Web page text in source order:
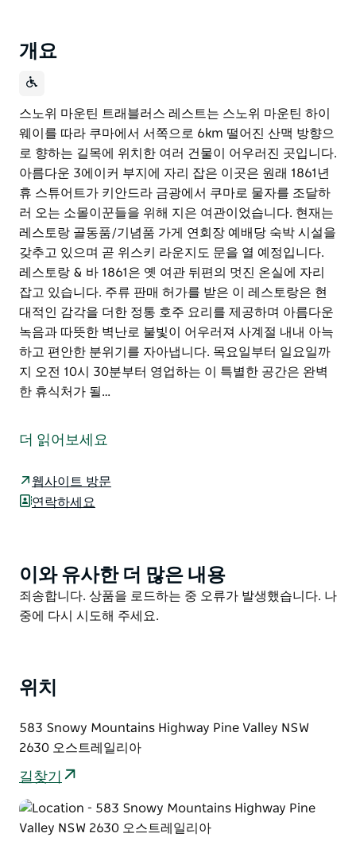
개요
스노위 마운틴 트래블러스 레스트는 스노위 마운틴 하이
웨이를 따라 쿠마에서 서쪽으로 6km 떨어진 산맥 방향으
로 향하는 길목에 위치한 여러 건물이 어우러진 곳입니다.
아름다운 3에이커 부지에 자리 잡은 이곳은 원래 1861년
휴 스튜어트가 키안드라 금광에서 쿠마로 물자를 조달하
러 오는 소몰이꾼들을 위해 지은 여관이었습니다. 현재는
레스토랑 골동품/기념품 가게 연회장 예배당 숙박 시설을
갖추고 있으며 곧 위스키 라운지도 문을 열 예정입니다.
레스토랑 & 바 1861은 옛 여관 뒤편의 멋진 온실에 자리
잡고 있습니다. 주류 판매 허가를 받은 이 레스토랑은 현
대적인 감각을 더한 정통 호주 요리를 제공하며 아름다운
녹음과 따뜻한 벽난로 불빛이 어우러져 사계절 내내 아늑
하고 편안한 분위기를 자아냅니다. 목요일부터 일요일까
지 오전 10시 30분부터 영업하는 이 특별한 공간은 완벽
한 휴식처가 될…
웨이를 따라 쿠마에서 서쪽으로 6km 떨어진 산맥 방향으
아름다운 3에이커 부지에 자리 잡은 이곳은 원래 1861년
휴 스튜어트가 키안드라 금광에서 쿠마로 물자를 조달하
시설을 갖추고 있으며 곧 위스키 라운지도 문을 열 예정입
니다.
레스토랑 & 바 1861은 옛 여관 뒤편의 멋진 온실에 자리
하고 편안한 분위기를 자아냅니다.
목요일부터 일요일까지 오전 10시 30분부터 영업하는 이
특별한 공간은 완벽한 휴식처가 될 것입니다. 맛있는 점심
들이 가득한 상점에서 보물찾기를 하든 둘만의 로맨틱한
저녁 식사를 즐기든 친구들과의 축하 모임을 갖든 혹은 사
랑을 고백할 장소를 찾고 있든 트래블러스 레스트에는 모
더 읽어보세요
웹사이트 방문
연락하세요
Product
List
이와 유사한 더 많은 내용
Product
List
죄송합니다. 상품을 로드하는 중 오류가 발생했습니다. 나
중에 다시 시도해 주세요.
위치
583 Snowy Mountains Highway Pine Valley NSW
2630 오스트레일리아
길찾기